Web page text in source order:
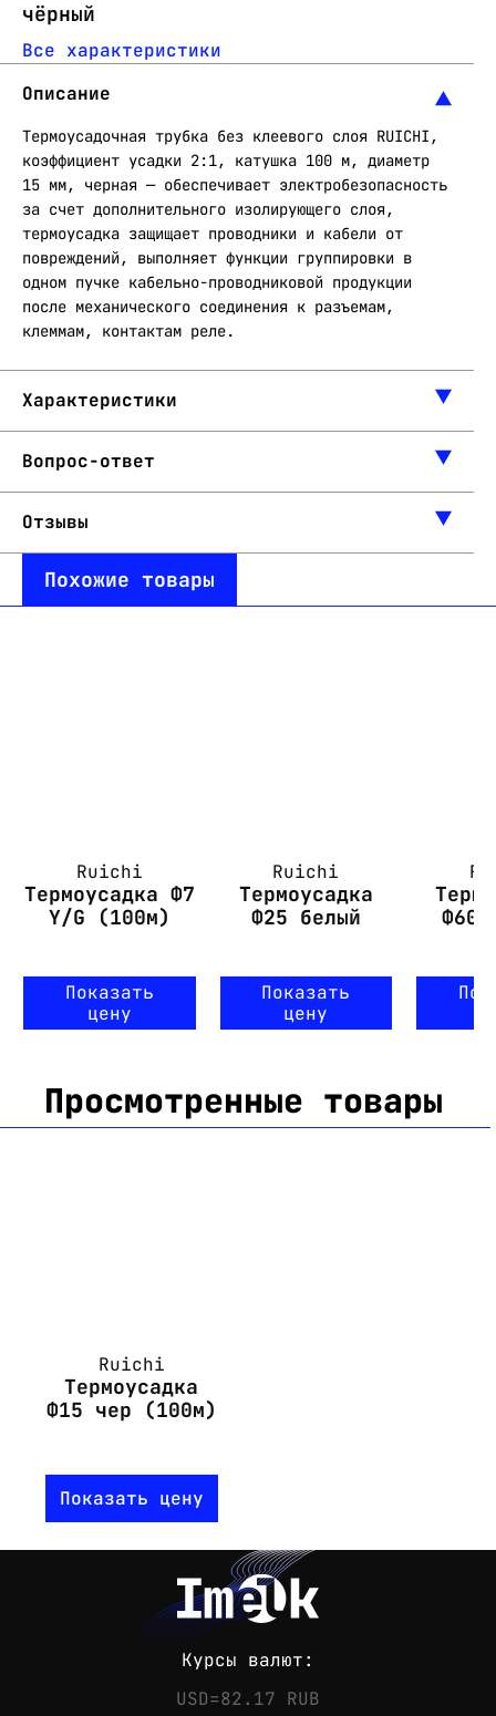
чёрный
Все характеристики
Описание
Термоусадочная трубка без клеевого слоя RUICHI,
коэффициент усадки 2:1, катушка 100 м, диаметр
15 мм, черная — обеспечивает электробезопасность
за счет дополнительного изолирующего слоя,
термоусадка защищает проводники и кабели от
повреждений, выполняет функции группировки в
одном пучке кабельно-проводниковой продукции
после механического соединения к разъемам,
клеммам, контактам реле.
Характеристики
Вопрос-ответ
Отзывы
Похожие товары
Ruichi
Термоусадка Ф7
Y/G (100м)
Показать
цену
Ruichi
Термоусадка
Ф25 белый
Показать
цену
Ф60
Просмотренные товары
Ruichi
Термоусадка
Ф15 чер (100м)
Показать цену
Курсы валют:
USD=82.17 RUB